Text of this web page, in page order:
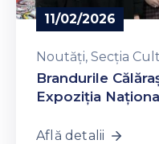
11/02/2026
Noutăți‚ Secția
Brandurile
Expoziția
Află detalii